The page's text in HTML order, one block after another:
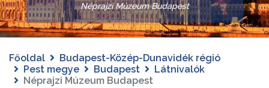
Néprajzi Múzeum Budapest
Főoldal
Budapest-Közép-Dunavidék régió
Pest megye
Budapest
Látnivalók
Néprajzi Múzeum Budapest